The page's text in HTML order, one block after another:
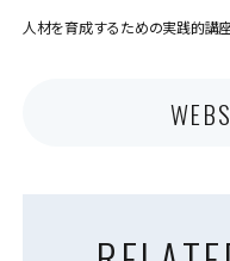
人材を育成するための実践的講座